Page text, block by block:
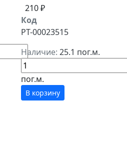
210 ₽
Код
РТ-00023515
Наличие: 25.1 пог.м.
пог.м.
В корзину